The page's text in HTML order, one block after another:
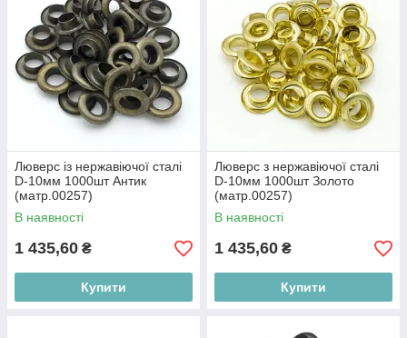
Люверс із нержавіючої сталі
D-10мм 1000шт Антик
(матр.00257)
В наявності
1 435,60 ₴
Купити
Люверс з нержавіючої сталі
D-10мм 1000шт Золото
(матр.00257)
В наявності
1 435,60 ₴
Купити